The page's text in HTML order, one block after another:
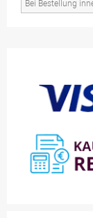
Bei Bestellung